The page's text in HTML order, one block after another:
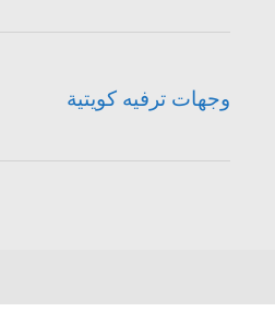
وجهات ترفيه كويتية